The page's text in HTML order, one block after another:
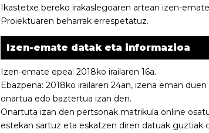
Ikastetxe bereko irakaslegoaren artean izen-
Proiektuaren beharrak errespetatuz.
Izen-emate datak eta informazioa
Izen-emate epea: 2018ko irailaren 16a.
Ebazpena: 2018ko irailaren 24an, izena eman
onartua edo baztertua izan den.
Onartuta izan den pertsonak matrikula online
estekan sartuz eta eskatzen diren datuak guztiak